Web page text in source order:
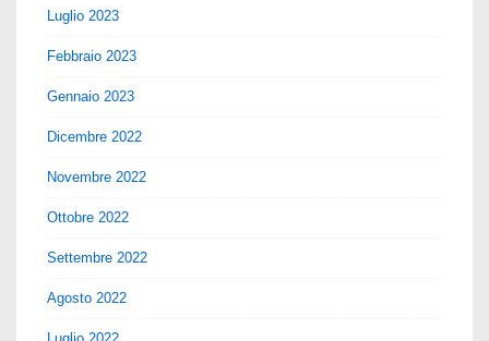
Luglio 2023
Febbraio 2023
Gennaio 2023
Dicembre 2022
Novembre 2022
Ottobre 2022
Settembre 2022
Agosto 2022